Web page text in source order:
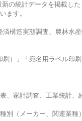
の統計データを掲載した
ます。
構造実態調査、農林水
）」「宛名用ラベル印
、家計調査、工業統計、
別（メーカー、関連業種